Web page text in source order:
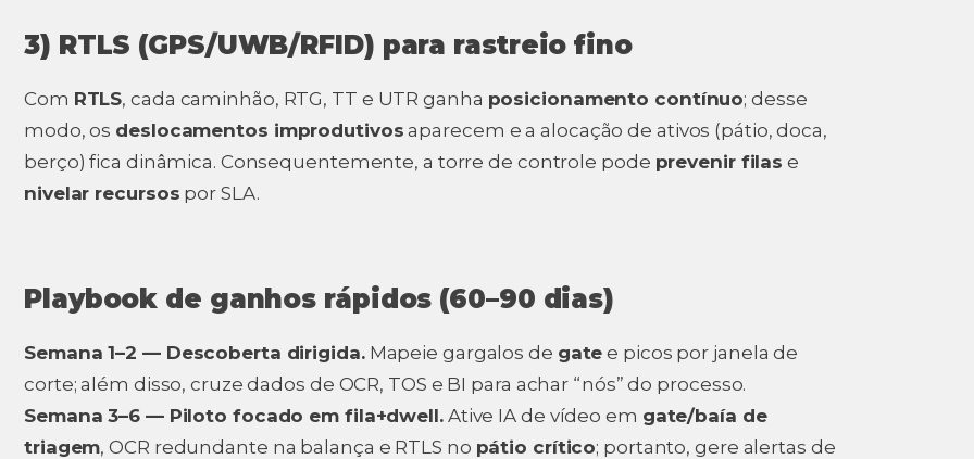
3) RTLS (GPS/UWB/RFID) para rastreio fino
Com RTLS, cada caminhão, RTG, TT e UTR ganha posicionamento contínuo; desse
modo, os deslocamentos improdutivos aparecem e a alocação de ativos (pátio, doca,
berço) fica dinâmica. Consequentemente, a torre de controle pode prevenir filas e
nivelar recursos por SLA.
Playbook de ganhos rápidos (60–90 dias)
Semana 1–2 — Descoberta dirigida.Mapeie gargalos de gate e picos por janela de
corte; além disso, cruze dados de OCR, TOS e BI para achar “nós” do processo.
Semana 3–6 — Piloto focado em fila+dwell.Ative IA de vídeo em gate/baía de
triagem, OCR redundante na balança e RTLS no pátio crítico; portanto, gere alertas de